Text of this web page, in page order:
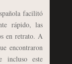
facilitó
rápido, las
en retrato. A
encontraron
incluso este